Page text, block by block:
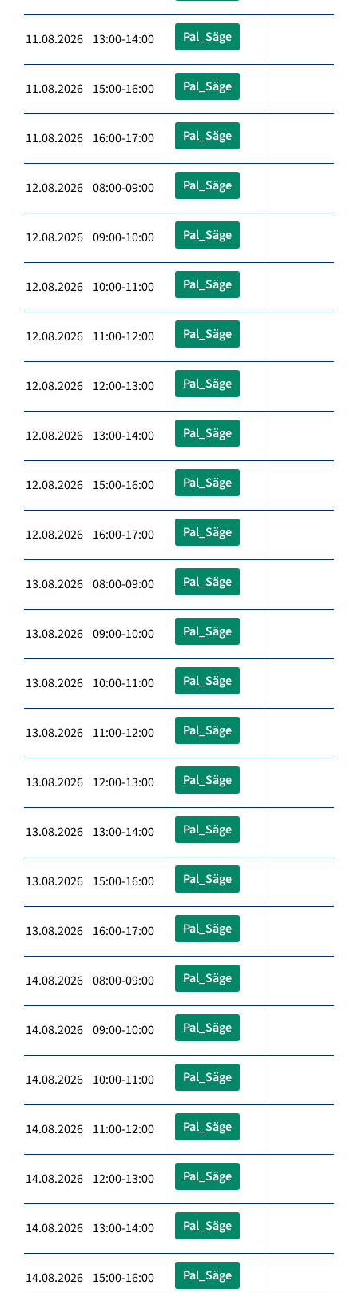
11.08.2026 13:00-14:00 Pal_Säge
11.08.2026 15:00-16:00 Pal_Säge
11.08.2026 16:00-17:00 Pal_Säge
12.08.2026 08:00-09:00 Pal_Säge
12.08.2026 09:00-10:00 Pal_Säge
12.08.2026 10:00-11:00 Pal_Säge
12.08.2026 11:00-12:00 Pal_Säge
12.08.2026 12:00-13:00 Pal_Säge
12.08.2026 13:00-14:00 Pal_Säge
12.08.2026 15:00-16:00 Pal_Säge
12.08.2026 16:00-17:00 Pal_Säge
13.08.2026 08:00-09:00 Pal_Säge
13.08.2026 09:00-10:00 Pal_Säge
13.08.2026 10:00-11:00 Pal_Säge
13.08.2026 11:00-12:00 Pal_Säge
13.08.2026 12:00-13:00 Pal_Säge
13.08.2026 13:00-14:00 Pal_Säge
13.08.2026 15:00-16:00 Pal_Säge
13.08.2026 16:00-17:00 Pal_Säge
14.08.2026 08:00-09:00 Pal_Säge
14.08.2026 09:00-10:00 Pal_Säge
14.08.2026 10:00-11:00 Pal_Säge
14.08.2026 11:00-12:00 Pal_Säge
14.08.2026 12:00-13:00 Pal_Säge
14.08.2026 13:00-14:00 Pal_Säge
14.08.2026 15:00-16:00 Pal_Säge